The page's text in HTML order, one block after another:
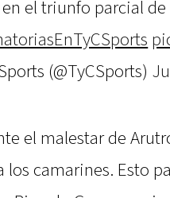
en el triunfo parcial
(@TyCSports)
el malestar de
los camarines. Esto